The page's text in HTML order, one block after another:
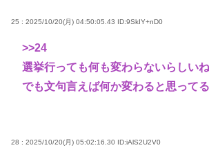
25 : 2025/10/20(月) 04:50:05.43 ID:9SkIY+nD0
>>24
選挙行っても何も変わらないらしいね
でも文句言えば何か変わると思って
28 : 2025/10/20(月) 05:02:16.30 ID:iAlS2U2V0